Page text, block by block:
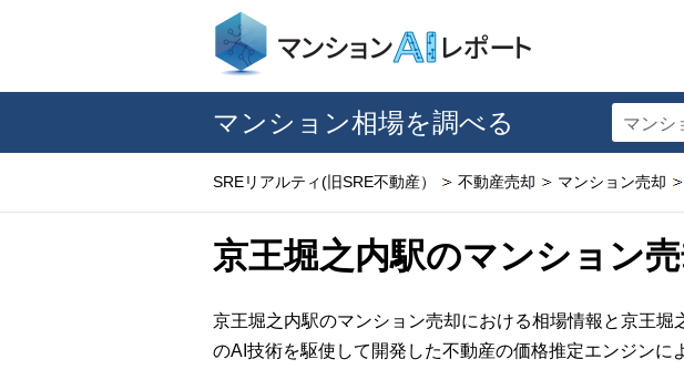
マンション相場を調べる マンシ
SREリアルティ(旧SRE不動産） 不動産売却 マンション売却
京王堀之内駅のマンション
京王堀之内駅のマンション売却における相場情報と京王
のAI技術を駆使して開発した不動産の価格推定エンジンに